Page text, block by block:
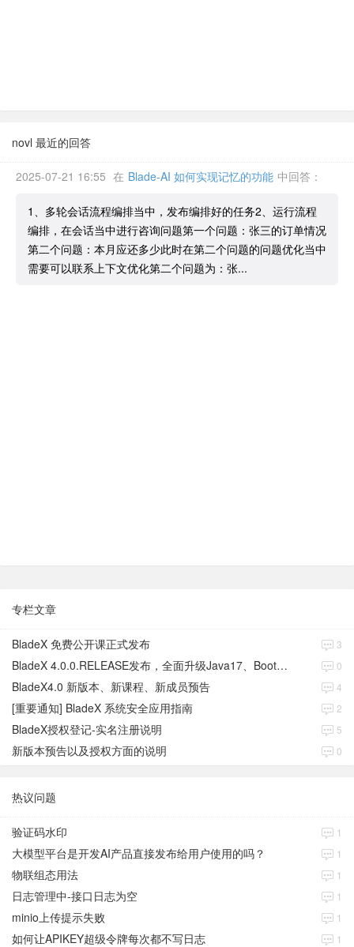
novl 最近的回答
2025-07-21 16:55 在 Blade-AI 如何实现记忆的功能 中回答：
1、多轮会话流程编排当中，发布编排好的任务2、运行流程
编排，在会话当中进行咨询问题第一个问题：张三的订单情况
第二个问题：本月应还多少此时在第二个问题的问题优化当中
需要可以联系上下文优化第二个问题为：张...
专栏文章
BladeX 免费公开课正式发布 3
BladeX 4.0.0.RELEASE发布，全面升级Java17、Boot3、Cloud2023 0
BladeX4.0 新版本、新课程、新成员预告 4
[重要通知] BladeX 系统安全应用指南 2
BladeX授权登记-实名注册说明 5
新版本预告以及授权方面的说明 0
热议问题
验证码水印 1
大模型平台是开发AI产品直接发布给用户使用的吗？ 1
物联组态用法 1
日志管理中-接口日志为空 1
minio上传提示失败 1
如何让APIKEY超级令牌每次都不写日志 1